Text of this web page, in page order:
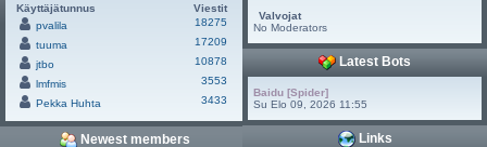
Käyttäjätunnus
Viestit
pvalila
18275
tuuma
17209
jtbo
10878
lmfmis
3553
Pekka Huhta
3433
Newest members
Valvojat
No Moderators
Latest Bots
Baidu [Spider]
Su Elo 09, 2026 11:55
Links